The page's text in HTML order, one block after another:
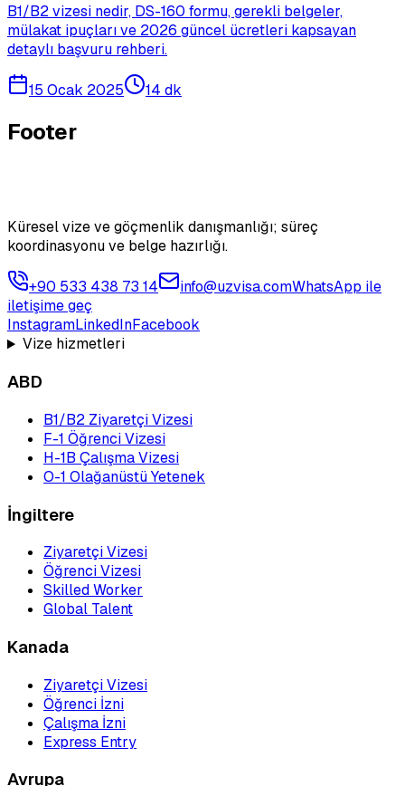
B1/B2 vizesi nedir, DS-160 formu, gerekli belgeler,
mülakat ipuçları ve 2026 güncel ücretleri kapsayan
detaylı başvuru rehberi.
15 Ocak 2025 14 dk
Footer
Küresel vize ve göçmenlik danışmanlığı; süreç
koordinasyonu ve belge hazırlığı.
+90 533 438 73 14 info@uzvisa.comWhatsApp ile
iletişime geç
InstagramLinkedInFacebook
Vize hizmetleri
ABD
B1/B2 Ziyaretçi Vizesi
F-1 Öğrenci Vizesi
H-1B Çalışma Vizesi
O-1 Olağanüstü Yetenek
İngiltere
Ziyaretçi Vizesi
Öğrenci Vizesi
Skilled Worker
Global Talent
Kanada
Ziyaretçi Vizesi
Öğrenci İzni
Çalışma İzni
Express Entry
Avrupa